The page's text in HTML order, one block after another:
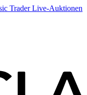
Trader Live-Auktionen